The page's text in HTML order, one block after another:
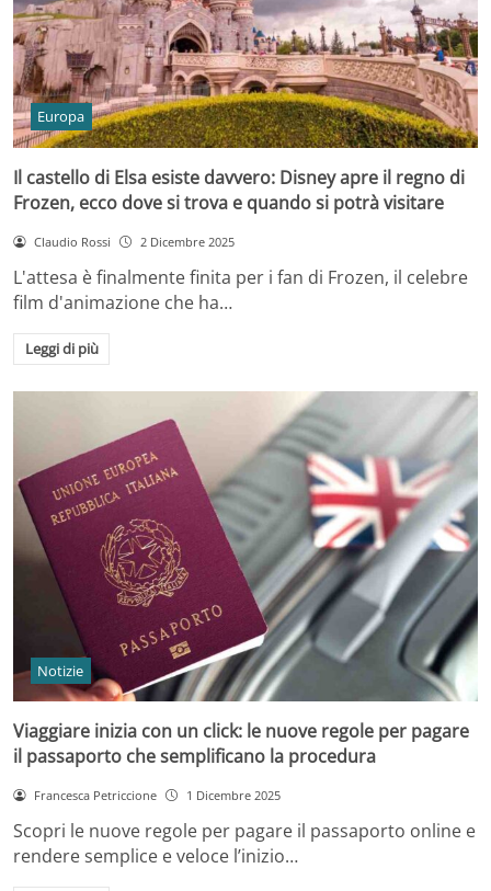
Europa
Il castello di Elsa esiste davvero: Disney apre il regno di
Frozen, ecco dove si trova e quando si potrà visitare
Claudio Rossi 2 Dicembre 2025
L'attesa è finalmente finita per i fan di Frozen, il celebre
film d'animazione che ha…
Leggi di più
Notizie
Viaggiare inizia con un click: le nuove regole per pagare
il passaporto che semplificano la procedura
Francesca Petriccione 1 Dicembre 2025
Scopri le nuove regole per pagare il passaporto online e
rendere semplice e veloce l’inizio…